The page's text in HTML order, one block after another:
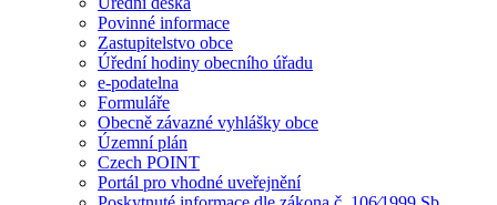
Povinné informace
Zastupitelstvo obce
Úřední hodiny obecního úřadu
e-podatelna
Formuláře
Obecně závazné vyhlášky obce
Územní plán
Czech POINT
Portál pro vhodné uveřejnění